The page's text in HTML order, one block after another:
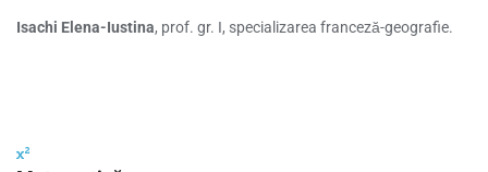
Isachi Elena-Iustina, prof. gr. I, specializarea franceză-geografie.